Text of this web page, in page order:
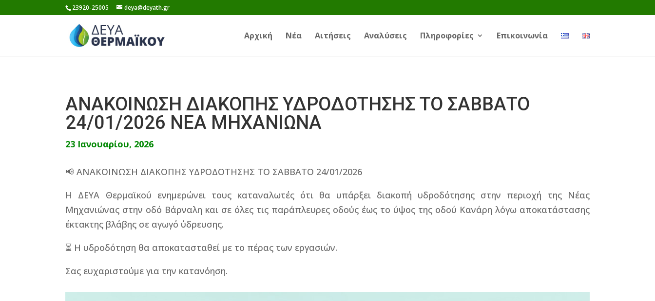
to
23920-25005 deya@deyath.gr
Αρχική Νέα Αιτήσεις Αναλύσεις Πληροφορίες Επικοινωνία
ΑΝΑΚΟΙΝΩΣΗ ΔΙΑΚΟΠΗΣ ΥΔΡΟΔΟΤΗΣΗΣ ΤΟ ΣΑΒΒΑΤΟ
24/01/2026 ΝΕΑ ΜΗΧΑΝΙΩΝΑ
23 Ιανουαρίου, 2026
📢 ΑΝΑΚΟΙΝΩΣΗ ΔΙΑΚΟΠΗΣ ΥΔΡΟΔΟΤΗΣΗΣ ΤΟ ΣΑΒΒΑΤΟ 24/01/2026
Η ΔΕΥΑ Θερμαϊκού ενημερώνει τους καταναλωτές ότι θα υπάρξει διακοπή υδροδότησης στην περιοχή της Νέας
Μηχανιώνας στην οδό Βάρναλη και σε όλες τις παράπλευρες οδούς έως το ύψος της οδού Κανάρη λόγω αποκατάστασης
έκτακτης βλάβης σε αγωγό ύδρευσης.
⏳ Η υδροδότηση θα αποκατασταθεί με το πέρας των εργασιών.
Σας ευχαριστούμε για την κατανόηση.